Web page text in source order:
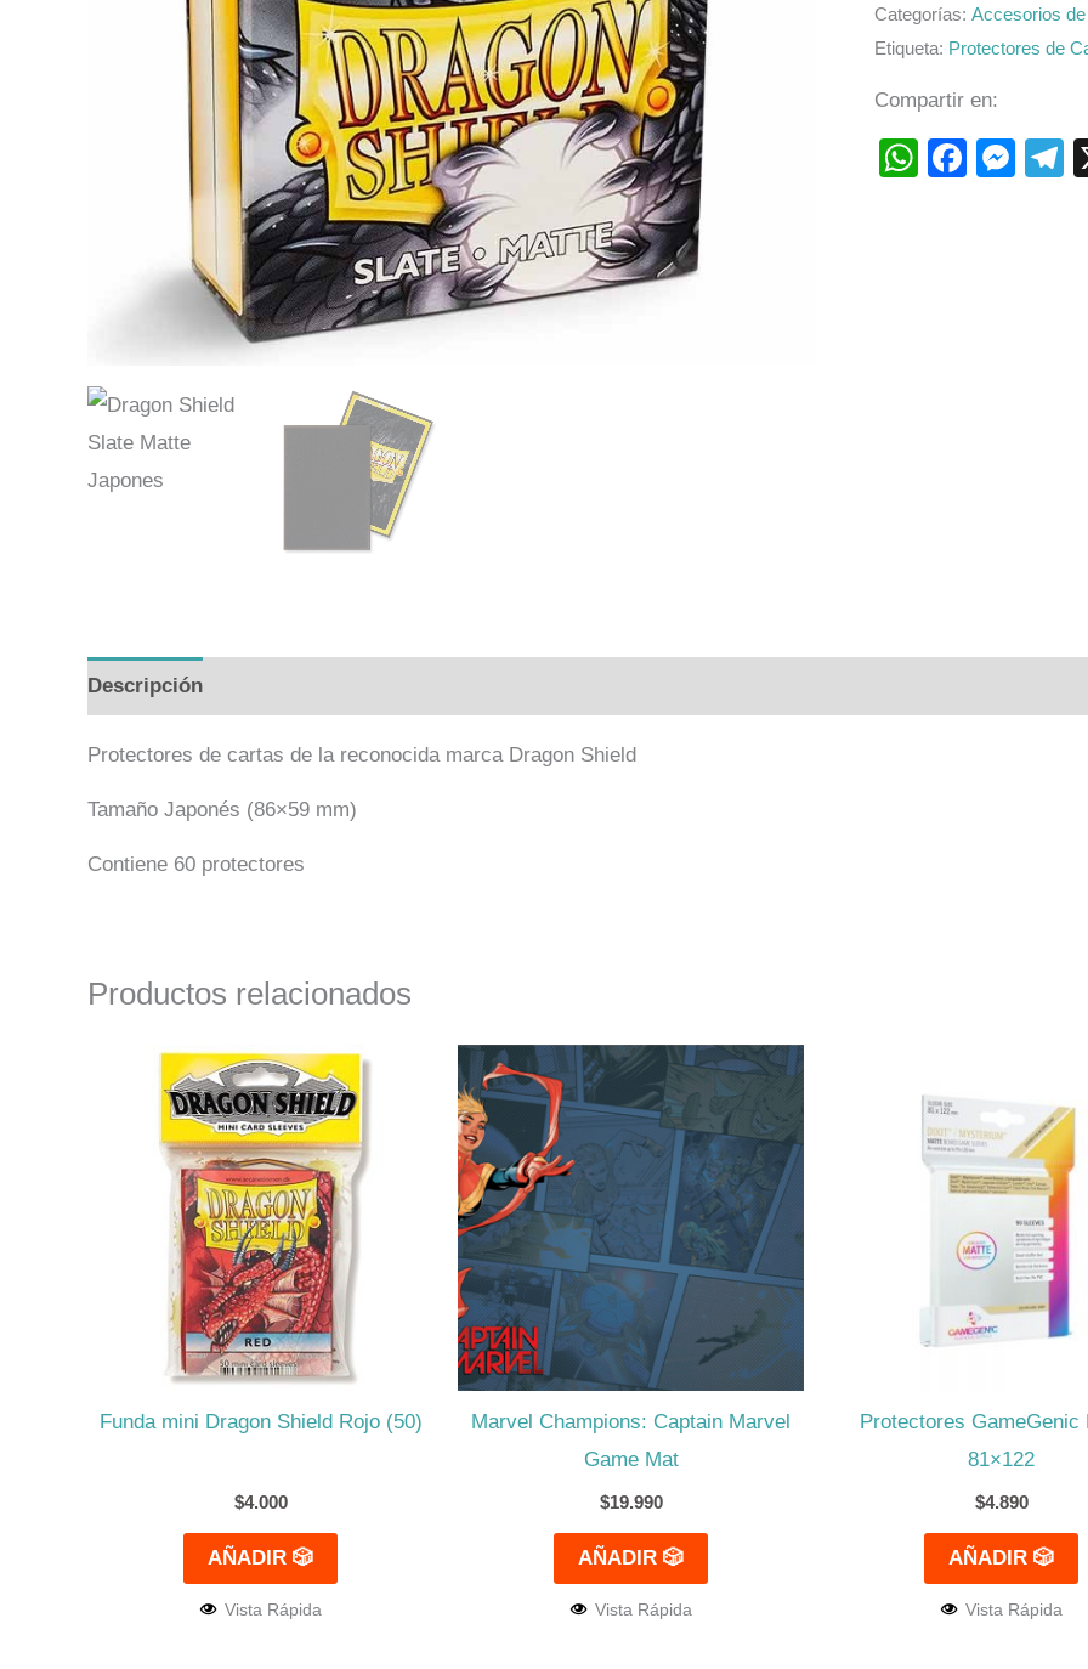
Categorías: Accesorios
Etiqueta: Protectores de
Compartir en:
Descripción
Protectores de cartas de la reconocida marca Dragon Shield
Tamaño Japonés (86×59 mm)
Contiene 60 protectores
Productos relacionados
Funda mini Dragon Shield Rojo (50)
$4.000
AÑADIR 🎲
Vista Rápida
Marvel Champions: Captain Marvel
Game Mat
$19.990
AÑADIR 🎲
Vista Rápida
Protectores GameGenic
81×122
$4.890
AÑADIR 🎲
Vista Rápida